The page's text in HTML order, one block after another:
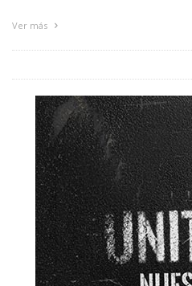
Ver más